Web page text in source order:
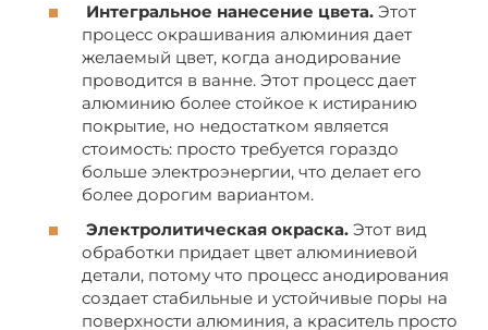
Интегральное нанесение цвета. Этот
процесс окрашивания алюминия дает
желаемый цвет, когда анодирование
проводится в ванне. Этот процесс дает
алюминию более стойкое к истиранию
покрытие, но недостатком является
стоимость: просто требуется гораздо
больше электроэнергии, что делает его
более дорогим вариантом.
Электролитическая окраска. Этот вид
обработки придает цвет алюминиевой
детали, потому что процесс анодирования
создает стабильные и устойчивые поры на
поверхности алюминия, а краситель просто